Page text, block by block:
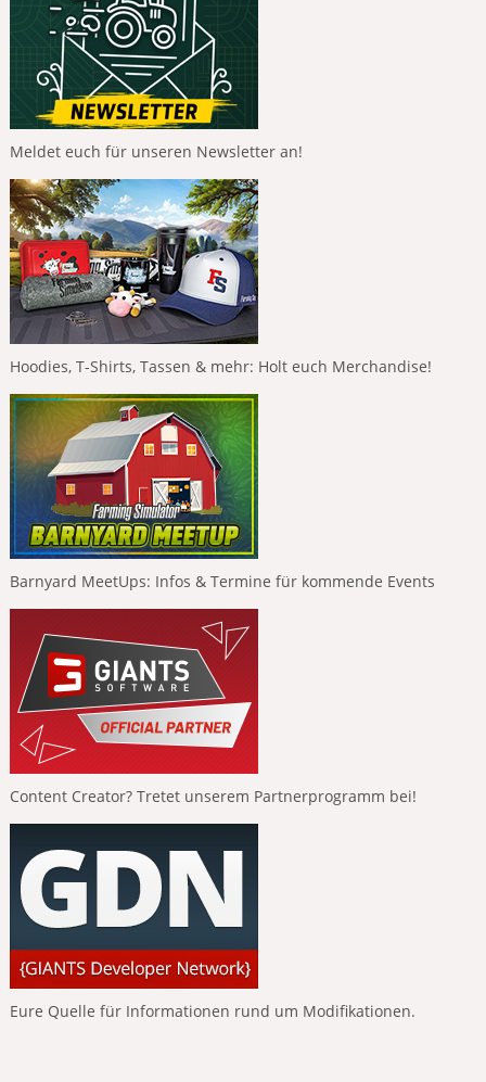
Meldet euch für unseren Newsletter an!
Hoodies, T-Shirts, Tassen & mehr: Holt euch Merchandise!
Barnyard MeetUps: Infos & Termine für kommende Events
Content Creator? Tretet unserem Partnerprogramm bei!
Eure Quelle für Informationen rund um Modifikationen.